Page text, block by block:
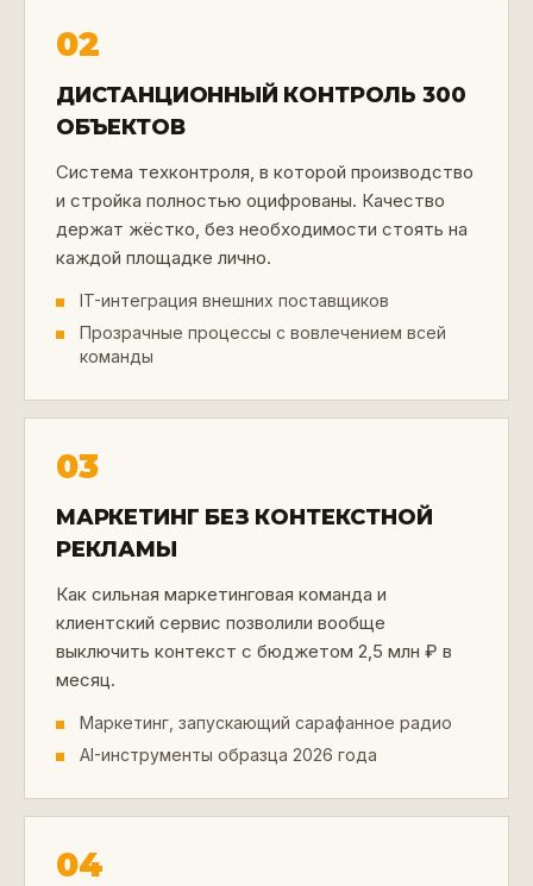
02
ДИСТАНЦИОННЫЙ КОНТРОЛЬ 300
ОБЪЕКТОВ
Система техконтроля, в которой производство
и стройка полностью оцифрованы. Качество
держат жёстко, без необходимости стоять на
каждой площадке лично.
IT-интеграция внешних поставщиков
Прозрачные процессы с вовлечением всей
команды
03
МАРКЕТИНГ БЕЗ КОНТЕКСТНОЙ
РЕКЛАМЫ
Как сильная маркетинговая команда и
клиентский сервис позволили вообще
выключить контекст с бюджетом 2,5 млн ₽ в
месяц.
Маркетинг, запускающий сарафанное радио
AI-инструменты образца 2026 года
04